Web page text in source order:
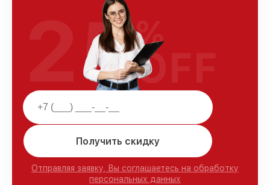
Получить скидку
Отправляя заявку, Вы соглашаетесь на обработку
персональных данных
25%
OFF